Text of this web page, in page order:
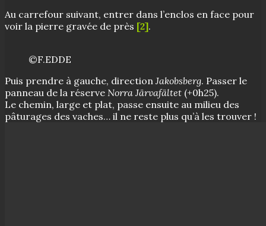
Au carrefour suivant, entrer dans l’enclos en face pour
voir la pierre gravée de près [2].
©F.EDDE
Puis prendre à gauche, direction Jakobsberg. Passer le
panneau de la réserve Norra Järvafältet (+0h25).
Le chemin, large et plat, passe ensuite au milieu des
pâturages des vaches… il ne reste plus qu’à les trouver !